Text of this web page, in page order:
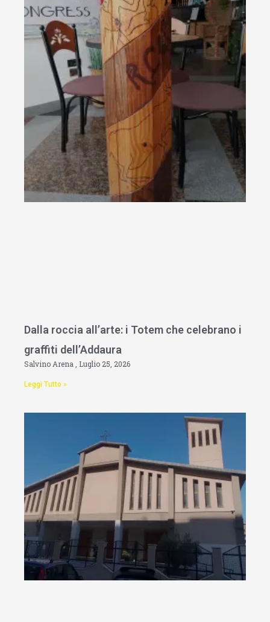
Dalla roccia all’arte: i Totem che celebrano i
graffiti dell’Addaura
Salvino Arena Luglio 25, 2026
Leggi Tutto »